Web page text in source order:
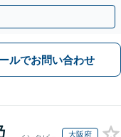
間相談可】
ルでお問い合わせ
大阪府